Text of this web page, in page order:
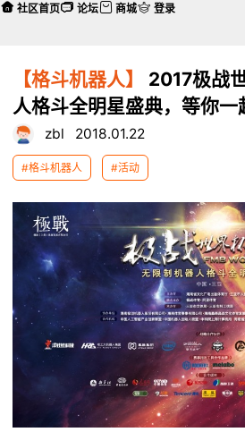
【格斗机器人】
2017极战
人格斗全明星盛典，等你一
zbl 2018.01.22
#格斗机器人 #活动
社区首页 论坛 商城 登录